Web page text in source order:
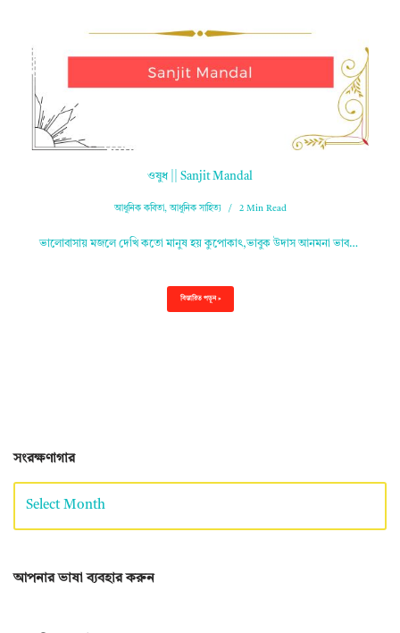
ওষুধ || Sanjit Mandal
আধুনিক কবিতা,আধুনিক সাহিত্য 2 Min Read
ভালোবাসায় মজলে দেখি কতো মানুষ হয় কুপোকাৎ,ভাবুক উদাস আনমনা ভাব…
বিস্তারিত পড়ুন »
সংরক্ষণাগার
আপনার ভাষা ব্যবহার করুন